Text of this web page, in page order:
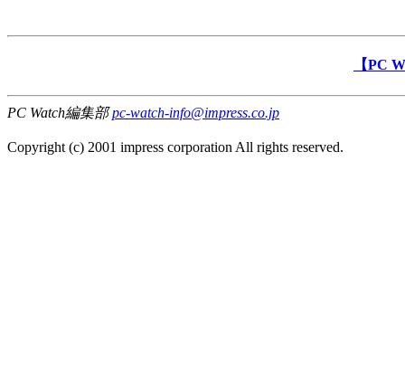
【PC
PC Watch編集部pc-watch-info@impress.co.jp
Copyright (c) 2001 impress corporation All rights reserved.